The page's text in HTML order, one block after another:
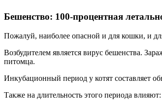
Бешенство: 100-процентная
Пожалуй, наиболее опасной и для кошки, и
Возбудителем является вирус бешенства.
питомца.
Инкубационный период у котят составляет
Также на длительность этого периода влияют: